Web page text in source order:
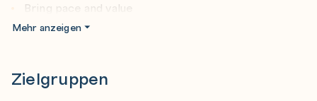
Bring pace and value
Organisation
Mehr anzeigen
Zielgruppen